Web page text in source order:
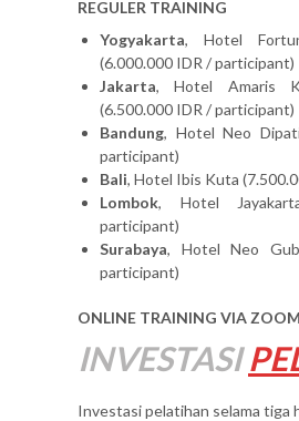
REGULER TRAINING
Yogyakarta, Hotel
(6.000.000 IDR / participant)
Jakarta, Hotel Amaris
(6.500.000 IDR / participant)
Bandung, Hotel Neo
participant)
Bali, Hotel Ibis Kuta
Lombok, Hotel
participant)
Surabaya, Hotel Neo
participant)
ONLINE TRAINING VIA ZOOM
INVESTASI
Investasi pelatihan selama tiga